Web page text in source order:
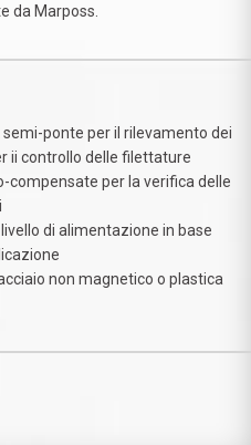
da Marposs.
ponte per il rilevamento dei
ii controllo delle filettature
compensate per la verifica delle
di alimentazione in base
non magnetico o plastica